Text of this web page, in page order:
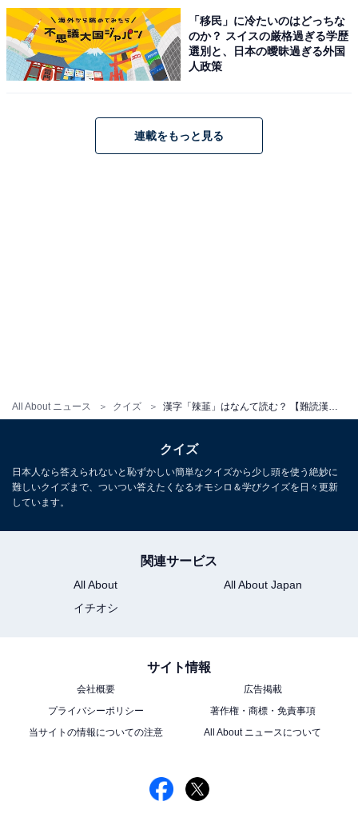
All About ニュース クイズ
「移民」に冷たいのはどっちな
のか？ スイスの厳格過ぎる学歴
選別と、日本の曖昧過ぎる外国
人政策
連載をもっと見る
クイズ
日本人なら答えられないと恥ずかしい簡単なクイズから少し頭を使う絶妙に
難しいクイズまで、ついつい答えたくなるオモシロ＆学びクイズを日々更新
しています。
関連サービス
All About
All About Japan
イチオシ
サイト情報
会社概要
広告掲載
プライバシーポリシー
著作権・商標・免責事項
当サイトの情報についての注意
All About ニュースについて